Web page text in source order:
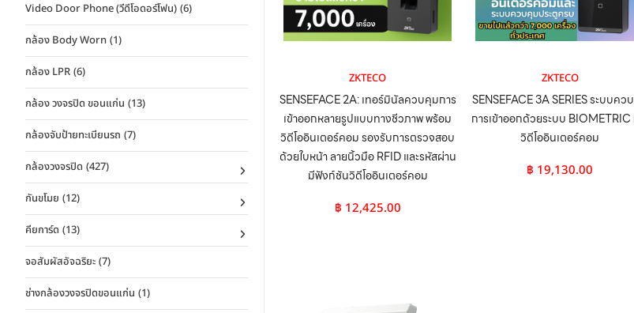
Video Door Phone (วีดีโอดอร์โฟน) (6)
กล้อง Body Worn (1)
กล้อง LPR (6)
กล้อง วงจรปิด ขอนแก่น (13)
กล้องจับป้ายทะเบียนรถ (7)
กล้องวงจรปิด (427)
กันขโมย (12)
คียการ์ด (13)
จอสัมผัสอัจฉริยะ (7)
ช่างกล้องวงจรปิดขอนแก่น (1)
ZKTECO
SENSEFACE 2A: เทอร์มินัลควบคุมการ
เข้าออกหลายรูปแบบทางชีวภาพ พร้อม
วิดีโออินเตอร์คอม รองรับการตรวจสอบ
ด้วยใบหน้า ลายนิ้วมือ RFID และรหัสผ่าน
มีฟังก์ชันวิดีโออินเตอร์คอม
฿ 12,425.00
ZKTECO
SENSEFACE 3A SERIES ระบบคว
การเข้าออกด้วยระบบ BIOMETRIC
วิดีโออินเตอร์คอม
฿ 19,130.00